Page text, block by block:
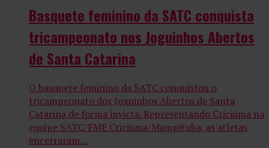
Basquete feminino da SATC conquista
tricampeonato nos Joguinhos Abertos
de Santa Catarina
O basquete feminino da SATC conquistou o
tricampeonato dos Joguinhos Abertos de Santa
Catarina de forma invicta. Representando Criciúma na
equipe SATC/FME Criciúma/Mampituba, as atletas
encerraram...